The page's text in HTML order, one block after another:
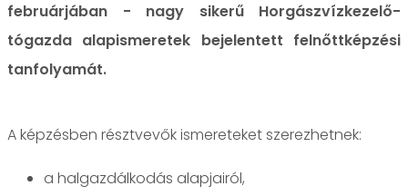
februárjában - nagy sikerű Horgászvízkezelő-
tógazda alapismeretek bejelentett felnőttképzési
tanfolyamát.
A képzésben résztvevők ismereteket szerezhetnek:
a halgazdálkodás alapjairól,